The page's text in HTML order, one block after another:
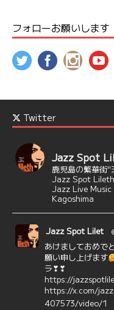
フォローお願いします
Twitter
Jazz Spot
鹿児島の繁華街
Jazz Spot Lileth
Jazz Live
Kagoshima
Jazz Spot Lilet
あけましておめで
願い申し上げます
ラ❣❣
https://
https://x.com/
407573/video/1